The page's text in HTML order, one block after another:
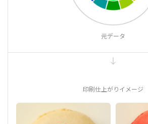
元データ
印刷仕上がりイメージ